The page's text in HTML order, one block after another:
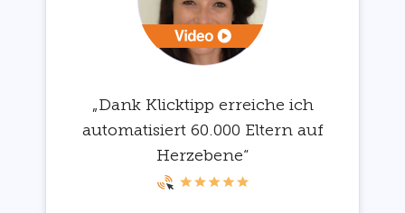
„Dank Klicktipp erreiche ich
automatisiert 60.000 Eltern auf
Herzebene“